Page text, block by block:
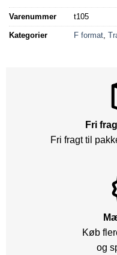
Varenummer t105
Kategorier F format,
Fri
Fri fragt til
Køb
og